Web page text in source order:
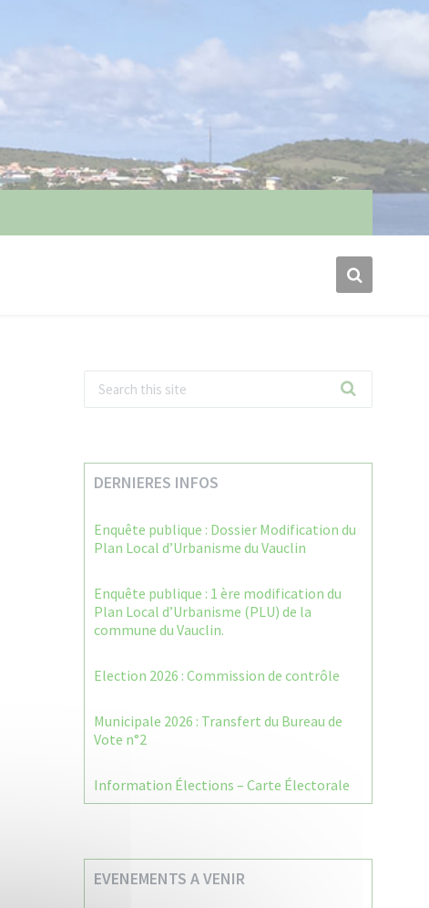
DERNIERES INFOS
Enquête publique : Dossier Modification du
Plan Local d’Urbanisme du Vauclin
Enquête publique : 1 ère modification du
Plan Local d’Urbanisme (PLU) de la
commune du Vauclin.
Election 2026 : Commission de contrôle
Municipale 2026 : Transfert du Bureau de
Vote n°2
Information Élections – Carte Électorale
EVENEMENTS A VENIR